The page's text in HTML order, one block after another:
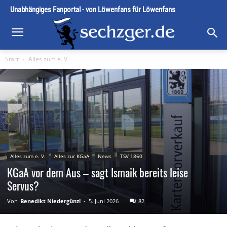
Unabhängiges Fanportal - von Löwenfans für Löwenfans
Start Alles zum e. V.
Alles zum e. V. Alles zur KGaA News TSV 1860
KGaA vor dem Aus – sagt Ismaik bereits leise
Servus?
Von Benedikt Niedergünzl - 5. Juni 2026 82